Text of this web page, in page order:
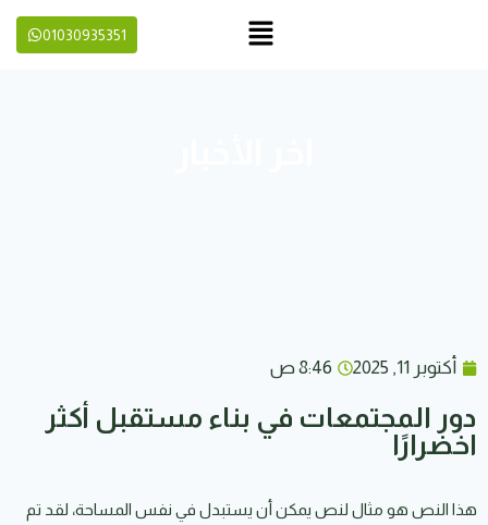
01030935351
أكتوبر 11, 2025 8:46 ص
دور المجتمعات في بناء مستقبل أكثر
اخضرارًا
هذا النص هو مثال لنص يمكن أن يستبدل في نفس المساحة، لقد تم